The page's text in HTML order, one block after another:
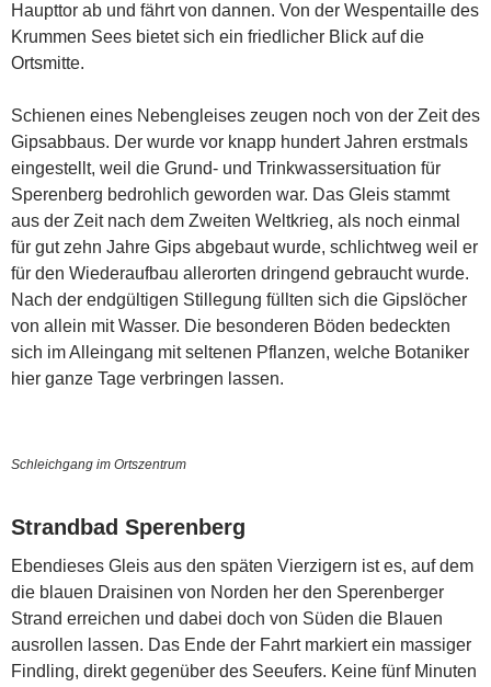
Haupttor ab und fährt von dannen. Von der Wespentaille des
Krummen Sees bietet sich ein friedlicher Blick auf die
Ortsmitte.
Schienen eines Nebengleises zeugen noch von der Zeit des
Gipsabbaus. Der wurde vor knapp hundert Jahren erstmals
eingestellt, weil die Grund- und Trinkwassersituation für
Sperenberg bedrohlich geworden war. Das Gleis stammt
aus der Zeit nach dem Zweiten Weltkrieg, als noch einmal
für gut zehn Jahre Gips abgebaut wurde, schlichtweg weil er
für den Wiederaufbau allerorten dringend gebraucht wurde.
Nach der endgültigen Stillegung füllten sich die Gipslöcher
von allein mit Wasser. Die besonderen Böden bedeckten
sich im Alleingang mit seltenen Pflanzen, welche Botaniker
hier ganze Tage verbringen lassen.
Schleichgang im Ortszentrum
Strandbad Sperenberg
Ebendieses Gleis aus den späten Vierzigern ist es, auf dem
die blauen Draisinen von Norden her den Sperenberger
Strand erreichen und dabei doch von Süden die Blauen
ausrollen lassen. Das Ende der Fahrt markiert ein massiger
Findling, direkt gegenüber des Seeufers. Keine fünf Minuten